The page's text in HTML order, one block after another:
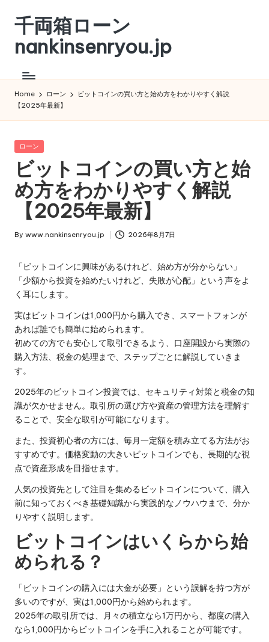
Skip
content
千両箱ローン
nankinsenryou.jp
Home ローン
ビットコインの買い方と始め方をわかりやすく解説
【2025年最新】
Posted
ローン
ビットコインの買い方と始
め方をわかりやすく解説
【2025年最新】
Posted
By www.nankinsenryou.jp 2026年8月7日
「ビットコインに興味があるけれど、始め方が分からない」
「少額から投資を始めたいけれど、失敗が心配」という声をよ
く耳にします。
実はビットコインは1,000円から購入でき、スマートフォンが
あれば誰でも簡単に始められます。
初めての方でも安心して取引できるよう、口座開設から実際の
購入方法、税金の処理まで、ステップごとに解説していきま
す。
2025年のビットコイン投資では、セキュリティ対策と税金の知
識が欠かせません。取引所の選び方や資産の管理方法を理解す
ることで、安全な取引が可能になります。
また、投資初心者の方には、毎月一定額を積み立てる方法がお
すすめです。価格変動の大きいビットコインでも、長期的な視
点で資産形成を目指せます。
人気の投資先として注目を集めるビットコインについて、購入
前に知っておくべき基礎知識から実践的なノウハウまで、分か
りやすく説明します。
ビットコインはいくらから始
められる？
「ビットコインの購入には大金が必要」という誤解を持つ方が
多いのですが、実は1,000円から始められます。
2025年の取引所では、月々の積立なら1万円から、都度の購入
なら1,000円からビットコインを手に入れることが可能です。